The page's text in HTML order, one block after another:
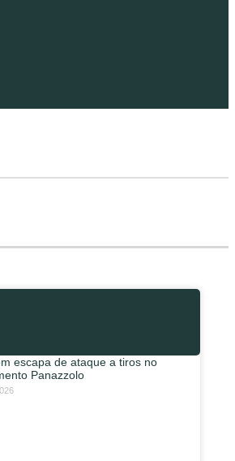
escapa de ataque a tiros no
Panazzolo